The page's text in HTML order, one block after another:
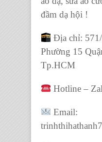
đầm dạ hội !
Địa chỉ:
Phường 15
Tp.HCM
Hotline –
Email: